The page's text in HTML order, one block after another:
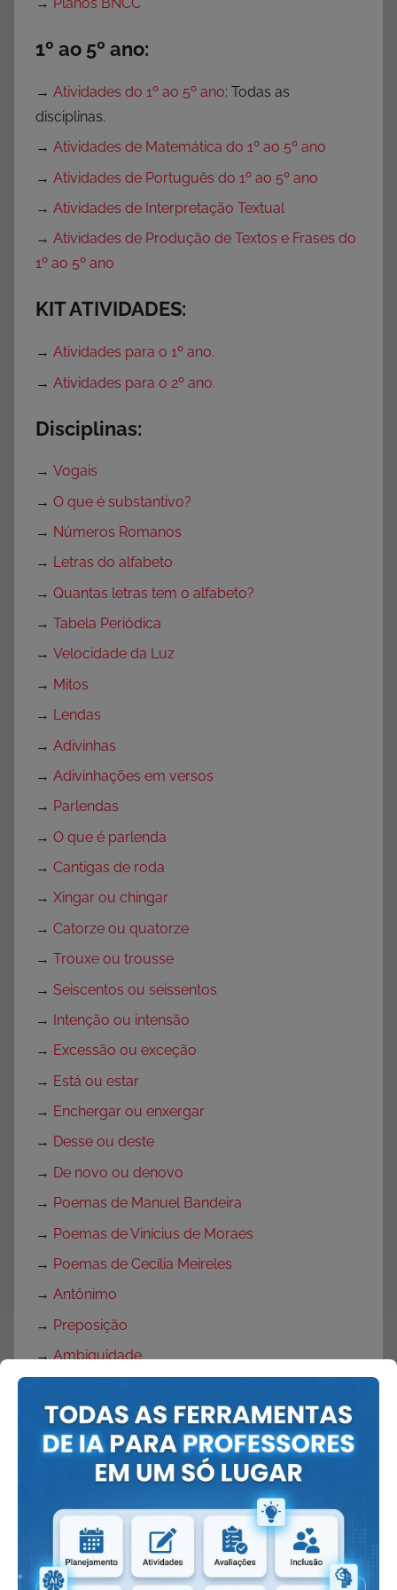
1º ao 5º ano:
→ Atividades do 1º ao 5º ano: Todas as
disciplinas.
→ Atividades de Matemática do 1º ao 5º ano
→ Atividades de Português do 1º ao 5º ano
→ Atividades de Interpretação Textual
→ Atividades de Produção de Textos e Frases do
1º ao 5º ano
KIT ATIVIDADES:
→ Atividades para o 1º ano.
→ Atividades para o 2º ano.
Disciplinas:
→ Vogais
→ O que é substantivo?
→ Números Romanos
→ Letras do alfabeto
→ Quantas letras tem o alfabeto?
→ Tabela Periódica
→ Velocidade da Luz
→ Mitos
→ Lendas
→ Adivinhas
→ Adivinhações em versos
→ Parlendas
→ O que é parlenda
→ Cantigas de roda
→ Xingar ou chingar
→ Catorze ou quatorze
→ Trouxe ou trousse
→ Seiscentos ou seissentos
→ Intenção ou intensão
→ Excessão ou exceção
→ Está ou estar
→ Enchergar ou enxergar
→ Desse ou deste
→ De novo ou denovo
→ Poemas de Manuel Bandeira
→ Poemas de Vinícius de Moraes
→ Poemas de Cecília Meireles
→ Antônimo
→ Preposição
→Ambiguidade
→ Ironia
→Aliteração
Anáfora
Antítese
Paradoxo
→Catacrese